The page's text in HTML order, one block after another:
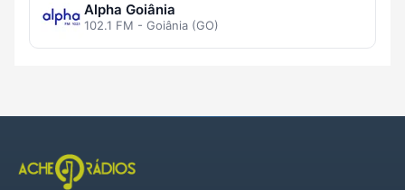
Alpha Goiânia
102.1 FM - Goiânia (GO)